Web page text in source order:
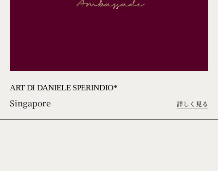
ART DI DANIELE SPERINDIO*
Singapore 詳しく見る